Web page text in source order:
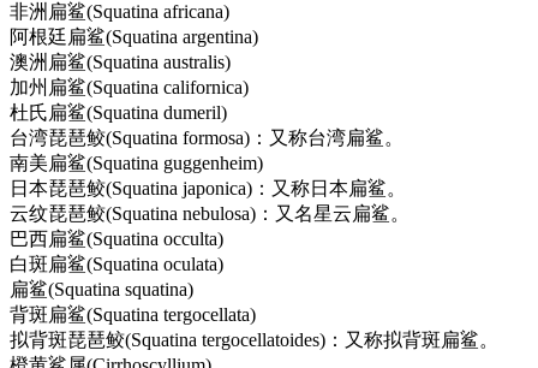
非洲扁鲨(Squatina africana)
阿根廷扁鲨(Squatina argentina)
澳洲扁鲨(Squatina australis)
加州扁鲨(Squatina californica)
杜氏扁鲨(Squatina dumeril)
台湾琵琶鲛(Squatina formosa)：又称台湾扁鲨。
南美扁鲨(Squatina guggenheim)
日本琵琶鲛(Squatina japonica)：又称日本扁鲨。
云纹琵琶鲛(Squatina nebulosa)：又名星云扁鲨。
巴西扁鲨(Squatina occulta)
白斑扁鲨(Squatina oculata)
扁鲨(Squatina squatina)
背斑扁鲨(Squatina tergocellata)
拟背斑琵琶鲛(Squatina tergocellatoides)：又称拟背斑扁鲨。